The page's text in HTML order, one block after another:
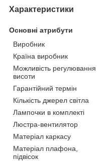
Характеристики
Основні атрибути
Виробник
Країна виробник
Можливість регулювання
висоти
Гарантійний термін
Кількість джерел світла
Лампочки в комплекті
Люстра-вентилятор
Матеріал каркасу
Матеріал плафона,
підвісок